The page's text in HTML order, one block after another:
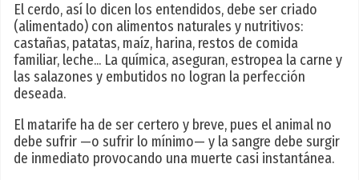
El cerdo, así lo dicen los entendidos, debe ser criado
(alimentado) con alimentos naturales y nutritivos:
castañas, patatas, maíz, harina, restos de comida
familiar, leche... La química, aseguran, estropea la carne y
las salazones y embutidos no logran la perfección
deseada.
El matarife ha de ser certero y breve, pues el animal no
debe sufrir —o sufrir lo mínimo— y la sangre debe surgir
de inmediato provocando una muerte casi instantánea.